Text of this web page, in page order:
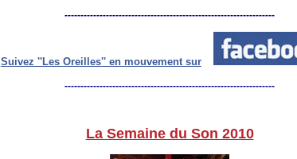
------------------------------------------------------------------
Suivez ''Les Oreilles'' en mouvement sur
------------------------------------------------------------------
La Semaine du Son 2010